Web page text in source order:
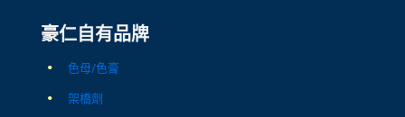
豪仁自有品牌
色母/色膏
架橋劑